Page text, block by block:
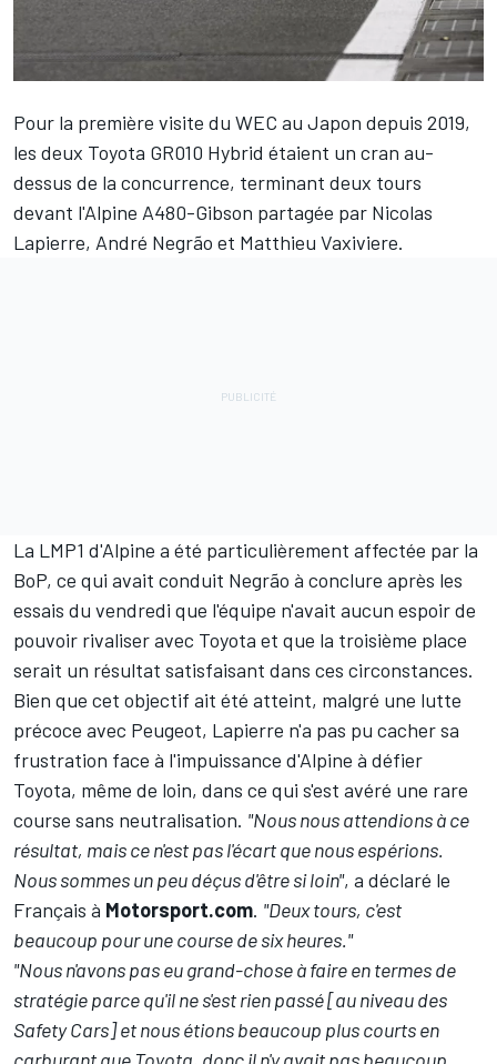
Pour la première visite du WEC au Japon depuis 2019,
les deux Toyota GR010 Hybrid étaient un cran au-
dessus de la concurrence, terminant deux tours
devant l'Alpine A480-Gibson partagée par Nicolas
Lapierre, André Negrão et Matthieu Vaxiviere.
La LMP1 d'Alpine a été particulièrement affectée par la
BoP, ce qui avait conduit Negrão à conclure après les
essais du vendredi que l'équipe n'avait aucun espoir de
pouvoir rivaliser avec Toyota et que la troisième place
serait un résultat satisfaisant dans ces circonstances.
Bien que cet objectif ait été atteint, malgré une lutte
précoce avec Peugeot, Lapierre n'a pas pu cacher sa
frustration face à l'impuissance d'Alpine à défier
Toyota, même de loin, dans ce qui s'est avéré une rare
course sans neutralisation. "Nous nous attendions à ce
résultat, mais ce n'est pas l'écart que nous espérions.
Nous sommes un peu déçus d'être si loin", a déclaré le
Français à Motorsport.com. "Deux tours, c'est
beaucoup pour une course de six heures."
"Nous n'avons pas eu grand-chose à faire en termes de
stratégie parce qu'il ne s'est rien passé [au niveau des
Safety Cars] et nous étions beaucoup plus courts en